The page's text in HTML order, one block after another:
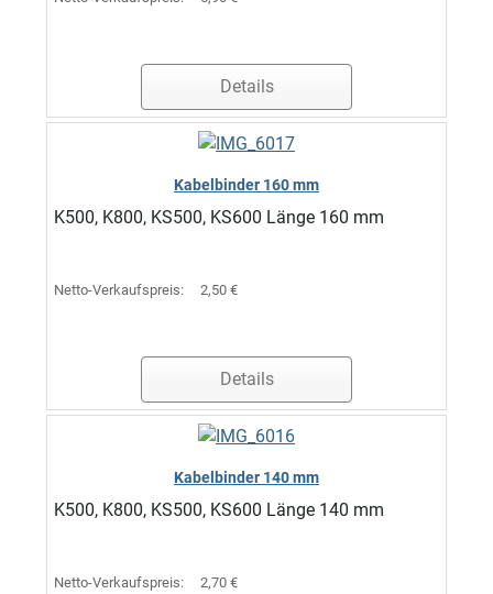
Details
Kabelbinder 160 mm
K500, K800, KS500, KS600 Länge 160 mm
Netto-Verkaufspreis: 2,50 €
Details
Kabelbinder 140 mm
K500, K800, KS500, KS600 Länge 140 mm
Netto-Verkaufspreis: 2,70 €